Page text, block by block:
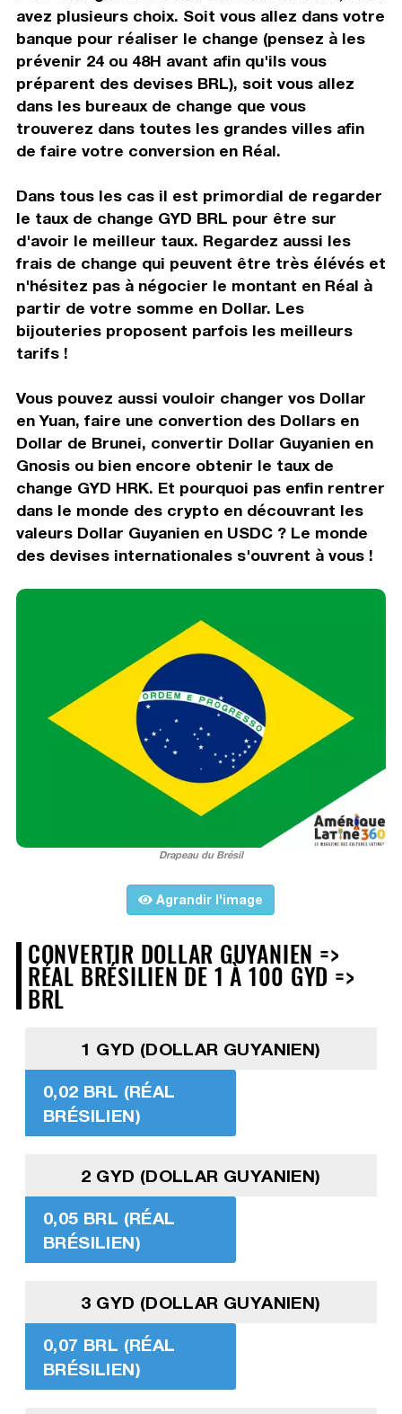
avez plusieurs choix. Soit vous allez dans votre
banque pour réaliser le change (pensez à les
prévenir 24 ou 48H avant afin qu'ils vous
préparent des devises BRL), soit vous allez
dans les bureaux de change que vous
trouverez dans toutes les grandes villes afin
de faire votre conversion en Réal.
Dans tous les cas il est primordial de regarder
le taux de change GYD BRL pour être sur
d'avoir le meilleur taux. Regardez aussi les
frais de change qui peuvent être très élévés et
n'hésitez pas à négocier le montant en Réal à
partir de votre somme en Dollar. Les
bijouteries proposent parfois les meilleurs
tarifs !
Vous pouvez aussi vouloir changer vos Dollar
en Yuan, faire une convertion des Dollars en
Dollar de Brunei, convertir Dollar Guyanien en
Gnosis ou bien encore obtenir le taux de
change GYD HRK. Et pourquoi pas enfin rentrer
dans le monde des crypto en découvrant les
valeurs Dollar Guyanien en USDC ? Le monde
des devises internationales s'ouvrent à vous !
Drapeau du Brésil
Agrandir l'image
CONVERTIR DOLLAR GUYANIEN =>
RÉAL BRÉSILIEN DE 1 À 100 GYD =>
BRL
1 GYD (DOLLAR GUYANIEN)
0,02 BRL (RÉAL
BRÉSILIEN)
2 GYD (DOLLAR GUYANIEN)
0,05 BRL (RÉAL
BRÉSILIEN)
3 GYD (DOLLAR GUYANIEN)
0,07 BRL (RÉAL
BRÉSILIEN)